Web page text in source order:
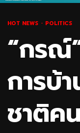
HOT NEWS POLITICS
“กรณ์
การบ้
ชาติค